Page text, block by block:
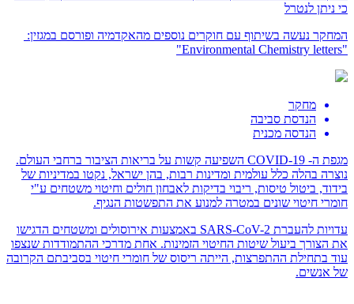
כי ניתן לנטרל
המחקר נעשה בשיתוף עם חוקרים נוספים מהאקדמיה ופורסם במגזין: ​
"Environmental Chemistry letters"
מחקר
הנדסת סביבה
הנדסה מכנית
מגפת ה- COVID-19 השפיעה קשות על בריאות הציבור ברחבי העולם.
נוצרה בהלה כלל עולמית ומדינות רבות, בהן ישראל, נקטו במדיניות של
בידוד, ביטול טיסות, ריבוי בדיקות לאבחון חולים וחיטוי משטחים ע"י
חומרי חיטוי שונים במטרה למנוע את התפשטות הנגיף.
עדויות להעברת SARS-CoV-2 באמצעות אירוסולים ומשטחים הדגישו
את הצורך ביעול שיטות החיטוי הזמינות. אחת מדרכי ההתמודדות שנצפו
עוד בתחילת ההתפרצות, הייתה ריסוס של חומרי חיטוי בסביבתם הקרובה
של אנשים.